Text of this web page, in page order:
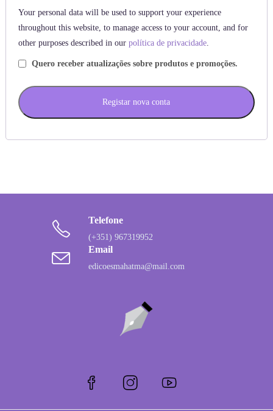
Your personal data will be used to support your experience
throughout this website, to manage access to your account, and for
other purposes described in our política de privacidade.
Quero receber atualizações sobre produtos e promoções.
Registar nova conta
Telefone
(+351) 967319952
Email
edicoesmahatma@mail.com